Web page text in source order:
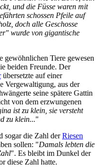
und die Füsse waren mit
schossen Pfeile auf
doch alle Geschosse
wurde von gigantische
gewöhnlichen Tiere gewesen
beiden Freunde. Der
übersetzte auf einer
Vergewaltigung, aus der
seine spätere Gattin
von dem erzwungenen
ist zu klein, sie versteht
zu klein..."
sogar die Zahl derRiesen
sollen: "Damals lebten die
". Es bleibt im Dunkel der
diese Zahl hatte.